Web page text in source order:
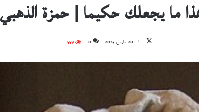
ما يجعلك حكيما | حمزة الذهبي
X
20 مارس، 2023 0
559